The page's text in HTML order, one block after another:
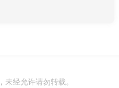
经允许请勿转载。